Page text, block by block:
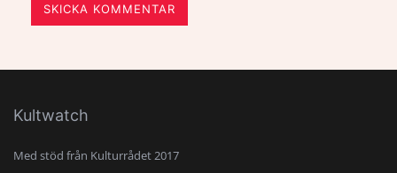
SKICKA KOMMENTAR
Kultwatch
Med stöd från Kulturrådet 2017